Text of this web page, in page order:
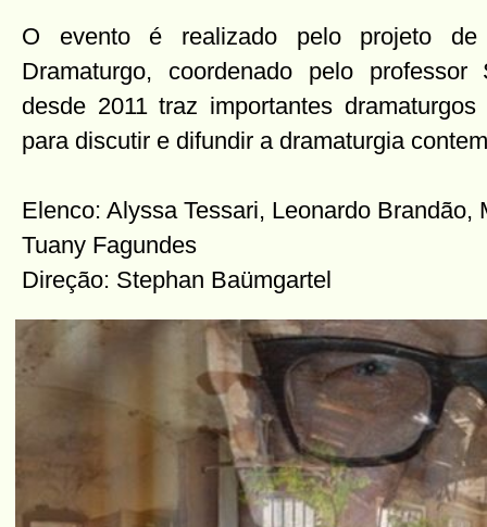
O evento é realizado pelo projeto de
Dramaturgo, coordenado pelo professor
desde 2011 traz importantes
para discutir e difundir a dramaturgia
Elenco: Alyssa Tessari, Leonardo Brandão,
Tuany Fagundes
Direção: Stephan Baümgartel